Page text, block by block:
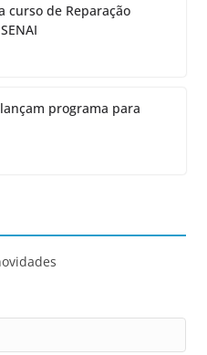
curso de Reparação
programa para